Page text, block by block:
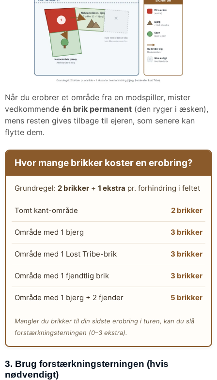
Når du erobrer et område fra en modspiller, mister
vedkommende én brik permanent (den ryger i æsken),
mens resten gives tilbage til ejeren, som senere kan
flytte dem.
Hvor mange brikker koster en erobring?
Grundregel: 2 brikker + 1 ekstra pr. forhindring i feltet
Tomt kant-område 2 brikker
Område med 1 bjerg 3 brikker
Område med 1 Lost Tribe-brik 3 brikker
Område med 1 fjendtlig brik 3 brikker
Område med 1 bjerg + 2 fjender 5 brikker
Mangler du brikker til din sidste erobring i turen, kan du slå
forstærkningsterningen (0–3 ekstra).
3. Brug forstærkningsterningen (hvis
nødvendigt)